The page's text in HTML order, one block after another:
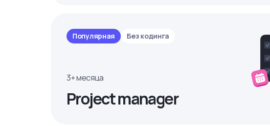
Популярная Без кодинга
3+ месяца
Project manager